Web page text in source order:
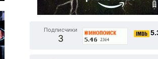
Подписчики
3